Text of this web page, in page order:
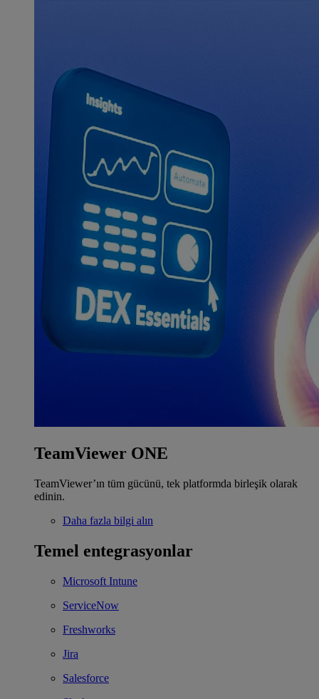
TeamViewer ONE
TeamViewer’ın tüm gücünü, tek platformda birleşik olarak
edinin.
Daha fazla bilgi alın
Temel entegrasyonlar
Microsoft Intune
ServiceNow
Freshworks
Jira
Salesforce